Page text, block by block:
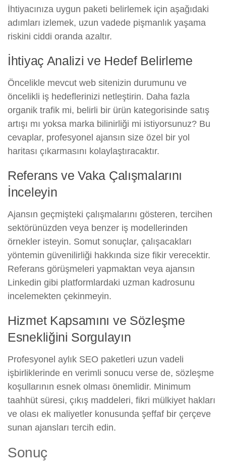
İhtiyacınıza uygun paketi belirlemek için aşağıdaki
adımları izlemek, uzun vadede pişmanlık yaşama
riskini ciddi oranda azaltır.
İhtiyaç Analizi ve Hedef Belirleme
Öncelikle mevcut web sitenizin durumunu ve
öncelikli iş hedeflerinizi netleştirin. Daha fazla
organik trafik mi, belirli bir ürün kategorisinde satış
artışı mı yoksa marka bilinirliği mi istiyorsunuz? Bu
cevaplar, profesyonel ajansın size özel bir yol
haritası çıkarmasını kolaylaştıracaktır.
Referans ve Vaka Çalışmalarını
İnceleyin
Ajansın geçmişteki çalışmalarını gösteren, tercihen
sektörünüzden veya benzer iş modellerinden
örnekler isteyin. Somut sonuçlar, çalışacakları
yöntemin güvenilirliği hakkında size fikir verecektir.
Referans görüşmeleri yapmaktan veya ajansın
Linkedin gibi platformlardaki uzman kadrosunu
incelemekten çekinmeyin.
Hizmet Kapsamını ve Sözleşme
Esnekliğini Sorgulayın
Profesyonel aylık SEO paketleri uzun vadeli
işbirliklerinde en verimli sonucu verse de, sözleşme
koşullarının esnek olması önemlidir. Minimum
taahhüt süresi, çıkış maddeleri, fikri mülkiyet hakları
ve olası ek maliyetler konusunda şeffaf bir çerçeve
sunan ajansları tercih edin.
Sonuç